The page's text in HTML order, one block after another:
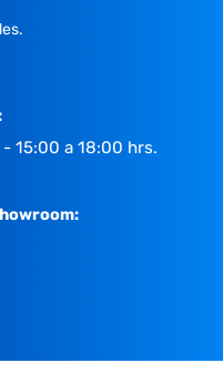
15:00 a 18:00 hrs.